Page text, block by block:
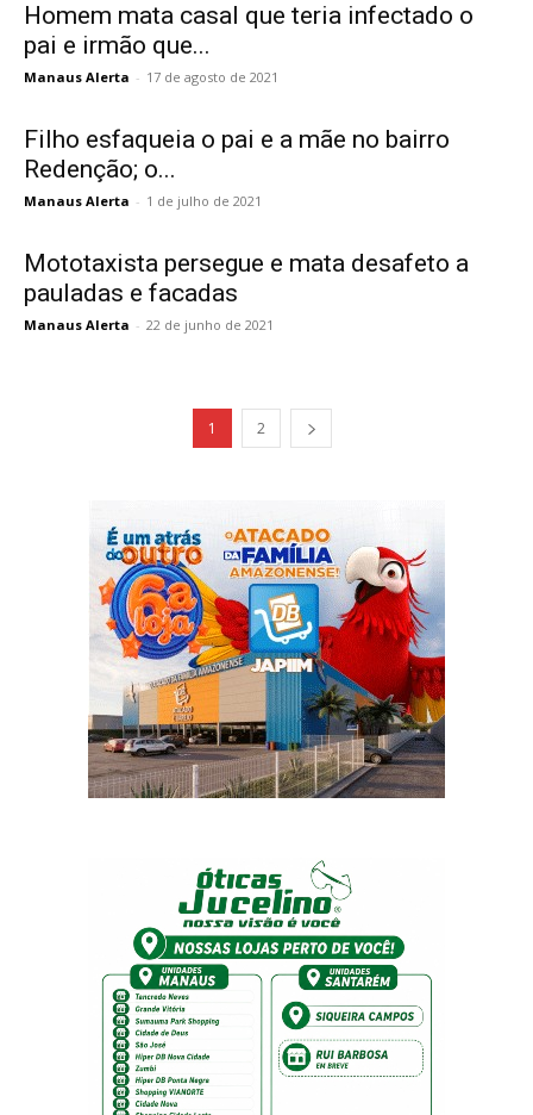
Homem mata casal que teria infectado o
pai e irmão que...
Manaus Alerta - 17 de agosto de 2021
Filho esfaqueia o pai e a mãe no bairro
Redenção; o...
Manaus Alerta - 1 de julho de 2021
Mototaxista persegue e mata desafeto a
pauladas e facadas
Manaus Alerta - 22 de junho de 2021
1 2